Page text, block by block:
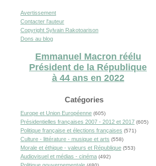
Avertissement
Contacter l'auteur
Copyright Sylvain Rakotoarison
Dons au blog
Emmanuel Macron réélu
Président de la République
à 44 ans en 2022
Catégories
Europe et Union Européenne (605)
Présidentielles françaises 2007 - 2012 et 2017 (605)
Politique française et élections françaises (571)
Culture - littérature - musique et arts (558)
Morale et éthique - valeurs et République (553)
Audiovisuel et médias - cinéma (492)